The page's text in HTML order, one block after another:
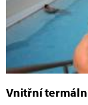
Vnitřní